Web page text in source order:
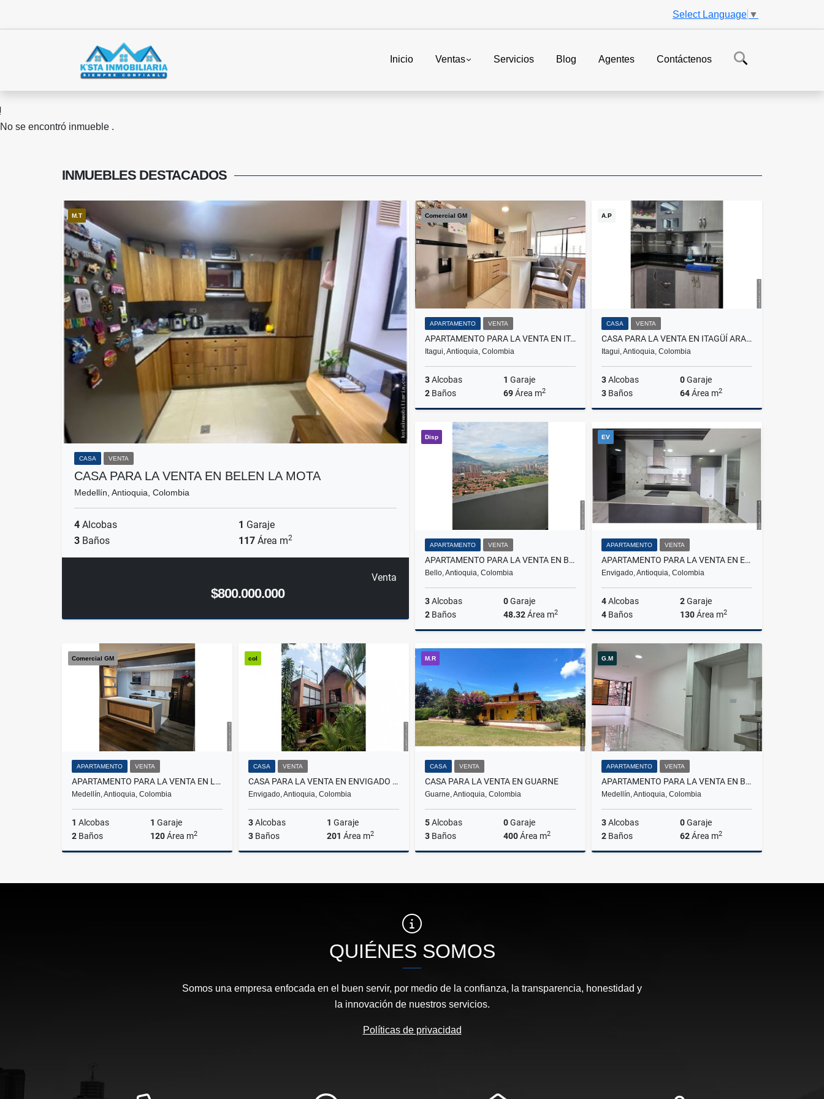
Select Language ▼
Inicio Ventas Servicios Blog Agentes Contáctenos
No se encontró inmueble .
INMUEBLES DESTACADOS
M.T
CASA VENTA
CASA PARA LA VENTA EN BELEN LA MOTA
Medellín, Antioquia, Colombia
4 Alcobas 1 Garaje
3 Baños 117 Área m2
Venta
$800.000.000
Comercial GM
APARTAMENTO VENTA
APARTAMENTO PARA LA VENTA EN ITAGÜÍ SURAMÉRICA
Itagui, Antioquia, Colombia
3Alcobas 1 Garaje
2 Baños 69Área m2
$480.000.000
A.P
CASA VENTA
CASA PARA LA VENTA EN ITAGÜÍ ARAGON
Itagui, Antioquia, Colombia
3Alcobas 0Garaje
3 Baños 64Área m2
Venta
$300.000.000
Disp
APARTAMENTO VENTA
APARTAMENTO PARA LA VENTA EN BELLO NIQUIA
Bello, Antioquia, Colombia
3Alcobas 0Garaje
2 Baños 48.32Área m2
Venta
EV
APARTAMENTO VENTA
APARTAMENTO PARA LA VENTA EN ENVIGADO LOMA DE LAS BRUJAS
Envigado, Antioquia, Colombia
4Alcobas 2Garaje
4 Baños 130Área m2
Venta
$1.200.000.000
Comercial GM
APARTAMENTO VENTA
APARTAMENTO PARA LA VENTA EN LAURELES NOGAL
Medellín, Antioquia, Colombia
1 Alcobas 1 Garaje
2 Baños 120Área m2
$780.000.000
col
CASA VENTA
CASA PARA LA VENTA EN ENVIGADO LOMA DE LAS BRUJAS
Envigado, Antioquia, Colombia
3Alcobas 1 Garaje
3 Baños 201 Área m2
$1.400.000.000
M.R
CASA VENTA
CASA PARA LA VENTA EN GUARNE
Guarne, Antioquia, Colombia
5Alcobas 0Garaje
3 Baños 400Área m2
$5.000.000.000
G.M
APARTAMENTO VENTA
APARTAMENTO PARA LA VENTA EN BELEN PARQUE
Medellín, Antioquia, Colombia
3Alcobas 0Garaje
2 Baños 62Área m2
$380.000.000
QUIÉNES SOMOS
Somos una empresa enfocada en el buen servir, por medio de la confianza, la transparencia, honestidad y
la innovación de nuestros servicios.
Políticas de privacidad